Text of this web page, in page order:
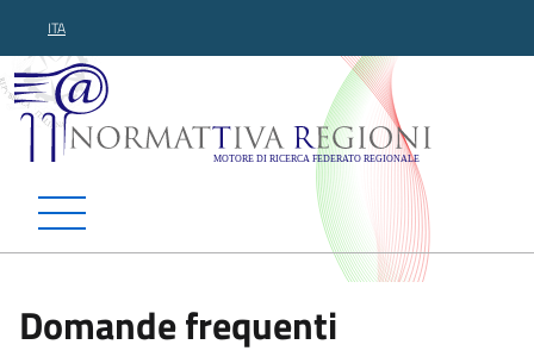
ITA
Normattiva Regioni -
Domande frequenti